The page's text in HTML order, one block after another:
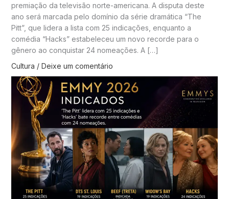
premiação da televisão norte-americana. A disputa deste
ano será marcada pelo domínio da série dramática “The
Pitt”, que lidera a lista com 25 indicações, enquanto a
comédia “Hacks” estabeleceu um novo recorde para o
gênero ao conquistar 24 nomeações. A […]
Cultura / Deixe um comentário